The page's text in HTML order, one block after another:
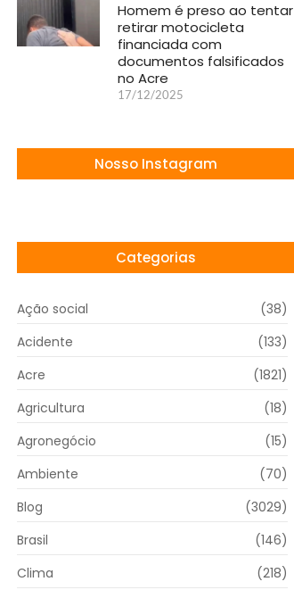
Homem é preso ao tentar
retirar motocicleta
financiada com
documentos falsificados
no Acre
17/12/2025
Nosso Instagram
Categorias
Ação social
(38)
Acidente
(133)
Acre
(1821)
Agricultura
(18)
Agronegócio
(15)
Ambiente
(70)
Blog
(3029)
Brasil
(146)
Clima
(218)